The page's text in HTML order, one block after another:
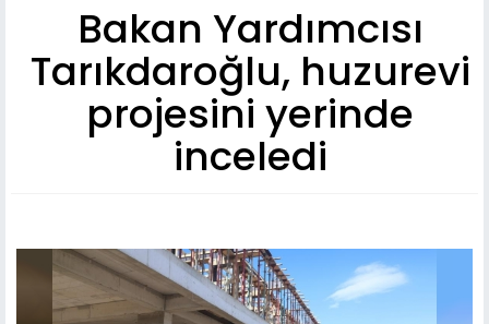
Bakan Yardımcısı
Tarıkdaroğlu, huzurevi
projesini yerinde
inceledi